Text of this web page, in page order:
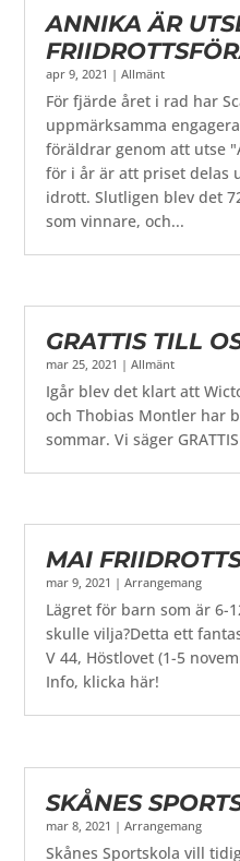
ANNIKA ÄR
apr 9, 2021 |Allmänt
För fjärde året i rad har
uppmärksamma
föräldrar genom att utse
för i år är att priset delas
idrott. Slutligen blev det
som vinnare, och...
GRATTIS TILL
mar 25, 2021 |Allmänt
Igår blev det klart att
och Thobias Montler har
sommar. Vi säger
MAI
mar 9, 2021 |Arrangemang
Lägret för barn som är
skulle vilja?Detta ett
V 44, Höstlovet (1-5
Info, klicka här!
SKÅNES
mar 8, 2021 |Arrangemang
Skånes Sportskola vill